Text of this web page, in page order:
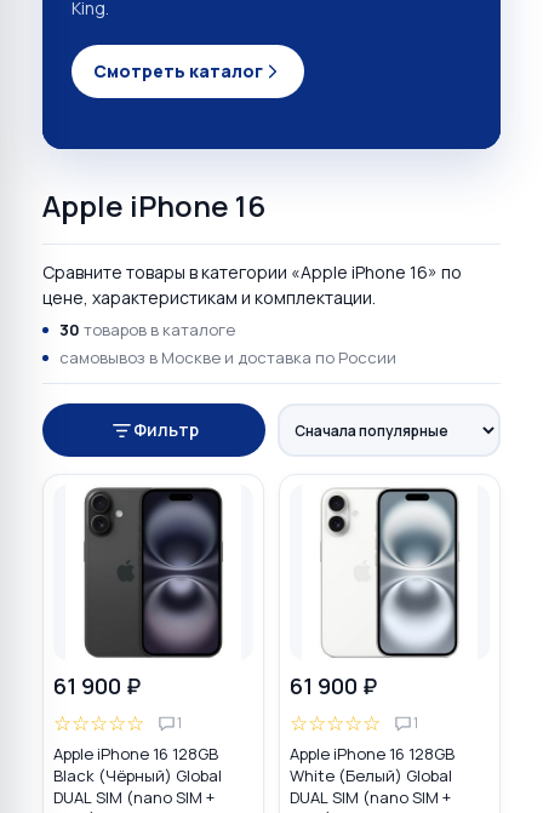
King.
Смотреть каталог
Apple iPhone 16
Сравните товары в категории «Apple iPhone 16» по
цене, характеристикам и комплектации.
30 товаров в каталоге
самовывоз в Москве и доставка по России
Фильтр
61 900 ₽
☆☆☆☆☆ 1
Apple iPhone 16 128GB
Black (Чёрный) Global
DUAL SIM (nano SIM +
61 900 ₽
☆☆☆☆☆ 1
Apple iPhone 16 128GB
White (Белый) Global
DUAL SIM (nano SIM +